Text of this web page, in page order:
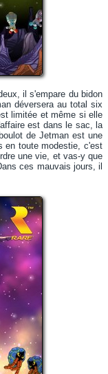
il s'empare du bidon
déversera au total six
limitée et même si elle
est dans le sac, la
de Jetman est une
en toute modestie, c'est
une vie, et vas-y que
ces mauvais jours, il